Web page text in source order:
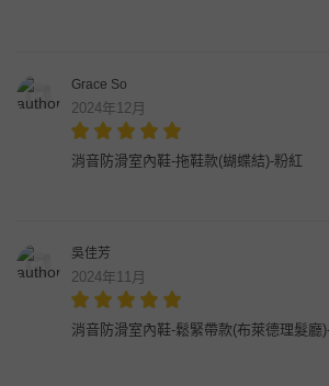
Grace So
2024年12月
消音防滑室內鞋-拖鞋款(蝴蝶結)-粉紅
吳佳芳
2024年11月
消音防滑室內鞋-鬆緊帶款(布萊德理髮廳